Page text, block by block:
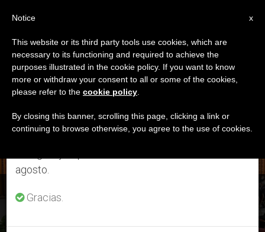
DÍA
Diciembre 4th, 2020
ÚLTIMAS NOTICIAS
Adviento: Primera predicación del cardenal Cantalamessa
×
Aviso importante
Del 27 de julio al 7 de agosto haremos la pausa
anual, aprovechando que en el periodo de verano
se generan menos informaciones y también el
agosto.
Gracias.
x
Notice
This website or its third party tools use cookies, which are
necessary to its functioning and required to achieve the
purposes illustrated in the cookie policy. If you want to know
more or withdraw your consent to all or some of the cookies,
please refer to the cookie policy
By closing this banner, scrolling this page, clicking a link or
continuing to browse otherwise, you agree to the use of cookies.